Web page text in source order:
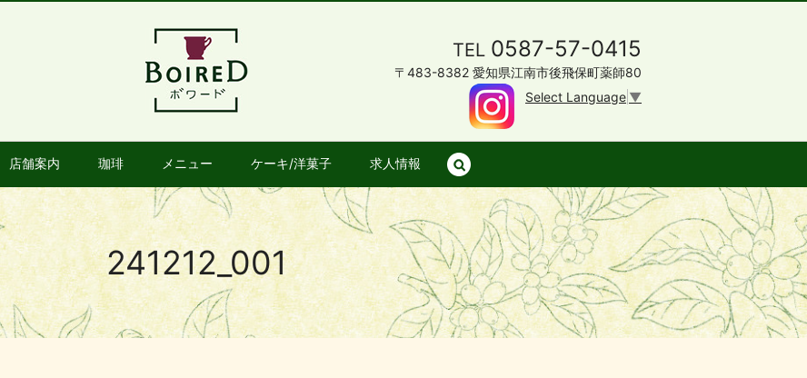
店舗案内 珈琲 メニュー ケーキ/洋菓子 求人情報 search
TEL 0587-57-0415
〒483-8382 愛知県江南市後飛保町薬師80
Select Language ▼
241212_001